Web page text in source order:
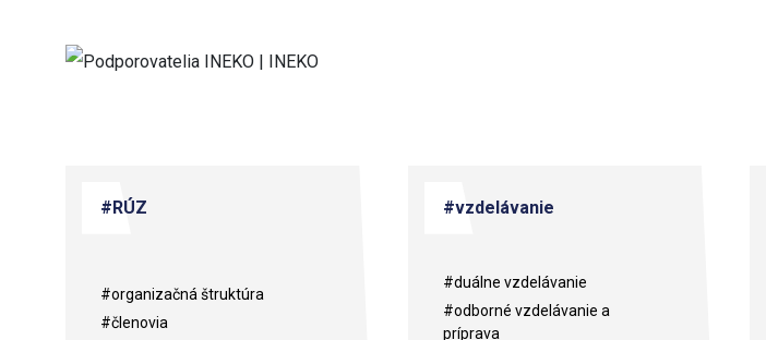
#RÚZ
#organizačná štruktúra
#členovia
#vzdelávanie
#duálne vzdelávanie
#odborné vzdelávanie a
príprava